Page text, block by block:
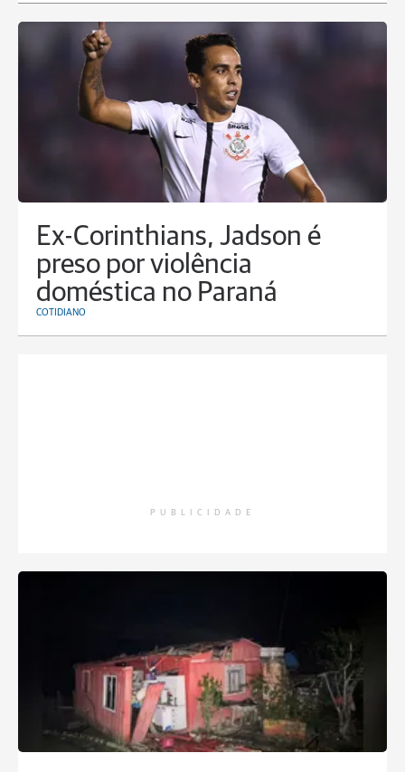
Ex-Corinthians, Jadson é
preso por violência
doméstica no Paraná
COTIDIANO
PUBLICIDADE